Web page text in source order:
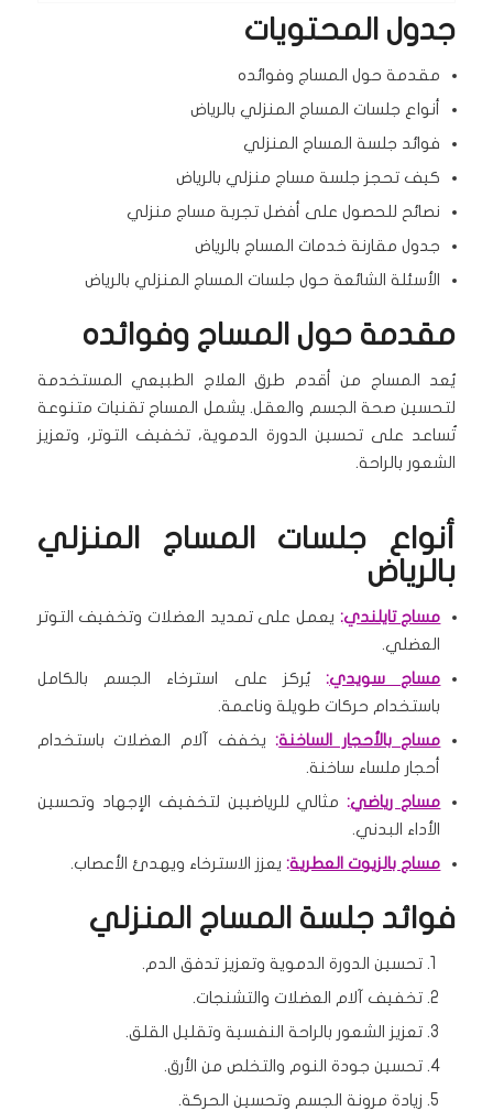
جدول المحتويات
مقدمة حول المساج وفوائده
أنواع جلسات المساج المنزلي بالرياض
فوائد جلسة المساج المنزلي
كيف تحجز جلسة مساج منزلي بالرياض
نصائح للحصول على أفضل تجربة مساج منزلي
جدول مقارنة خدمات المساج بالرياض
الأسئلة الشائعة حول جلسات المساج المنزلي بالرياض
مقدمة حول المساج وفوائده
يُعد المساج من أقدم طرق العلاج الطبيعي المستخدمة
لتحسين صحة الجسم والعقل. يشمل المساج تقنيات متنوعة
تُساعد على تحسين الدورة الدموية، تخفيف التوتر، وتعزيز
الشعور بالراحة.
أنواع جلسات المساج المنزلي
بالرياض
مساج تايلندي: يعمل على تمديد العضلات وتخفيف التوتر
العضلي.
مساج سويدي:يُركز على استرخاء الجسم بالكامل
باستخدام حركات طويلة وناعمة.
مساج بالأحجار الساخنة:يخفف آلام العضلات باستخدام
أحجار ملساء ساخنة.
مساج رياضي:مثالي للرياضيين لتخفيف الإجهاد وتحسين
الأداء البدني.
مساج بالزيوت العطرية:يعزز الاسترخاء ويهدئ الأعصاب.
فوائد جلسة المساج المنزلي
تحسين الدورة الدموية وتعزيز تدفق الدم.
تخفيف آلام العضلات والتشنجات.
تعزيز الشعور بالراحة النفسية وتقليل القلق.
تحسين جودة النوم والتخلص من الأرق.
زيادة مرونة الجسم وتحسين الحركة.